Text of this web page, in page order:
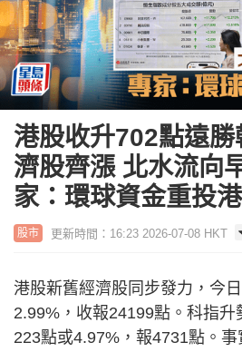
港股收升702點遠
濟股齊漲 北水流向
家：環球資金重投
股市 更新時間：16:23 2026-07-08 HKT
港股新舊經濟股同步發力，今
2.99%，收報24199點。科指升
223點或4.97%，報4731點。